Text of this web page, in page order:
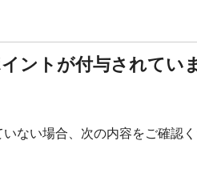
ントが付与されてい
ない場合、次の内容をご確認く